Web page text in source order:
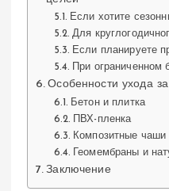
Если хотите
Для
Если планируете
При ограниченном
Особенности ухода
Бетон и плитка
ПВХ-пленка
Композитные чаши
Геомембраны и
Заключение